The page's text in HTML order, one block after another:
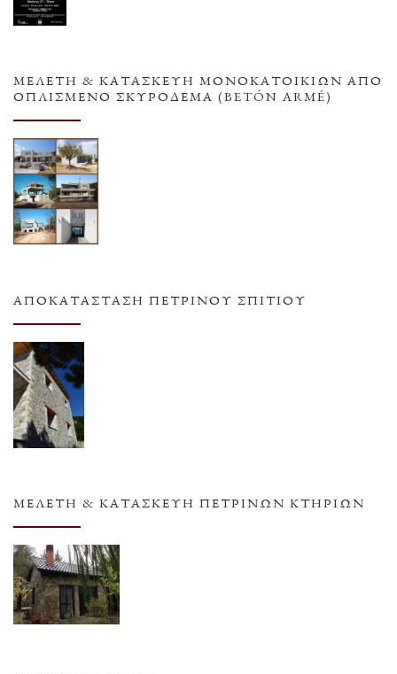
ΜΕΛΕΤΗ & ΚΑΤΑΣΚΕΥΗ ΜΟΝΟΚΑΤΟΙΚΙΩΝ ΑΠΟ
ΟΠΛΙΣΜΕΝΟ ΣΚΥΡΟΔΕΜΑ (BETÓN ARMÉ)
ΑΠΟΚΑΤΆΣΤΑΣΗ ΠΈΤΡΙΝΟΥ ΣΠΙΤΙΟΎ
ΜΕΛΈΤΗ & ΚΑΤΑΣΚΕΥΉ ΠΈΤΡΙΝΩΝ ΚΤΗΡΊΩΝ